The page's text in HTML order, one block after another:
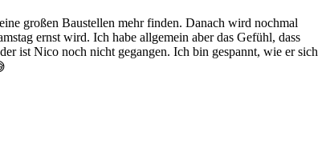
großen Baustellen mehr finden. Danach wird nochmal
ernst wird. Ich habe allgemein aber das Gefühl, dass
ist Nico noch nicht gegangen. Ich bin gespannt, wie er sich